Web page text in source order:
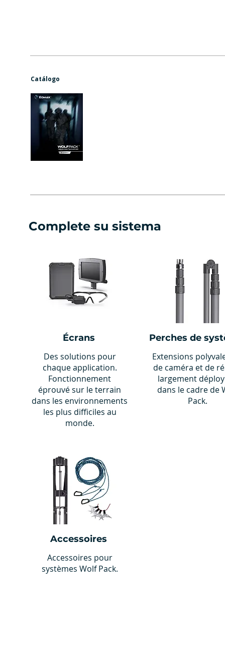
Catálogo
Complete su sistema
Écrans
Des solutions pour
chaque application.
Fonctionnement
éprouvé sur le terrain
dans les environnements
les plus difficiles au
monde.
Accessoires
Accessoires pour
systèmes Wolf Pack.
Perches de
Extensions
de caméra et de
largement
dans le cadre de
Pack.